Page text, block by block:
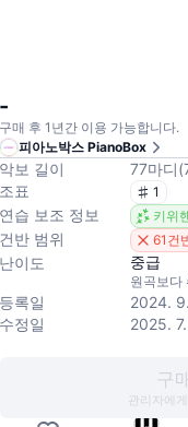
-
구매 후 1년간 이용 가능합니다.
피아노박스 PianoBox
악보 길이 77마디(
조표
1
연습 보조 정보 키위
건반 범위 61건
난이도 중급
원곡보다
등록일
2024.
수정일
2025.
구
관리자에